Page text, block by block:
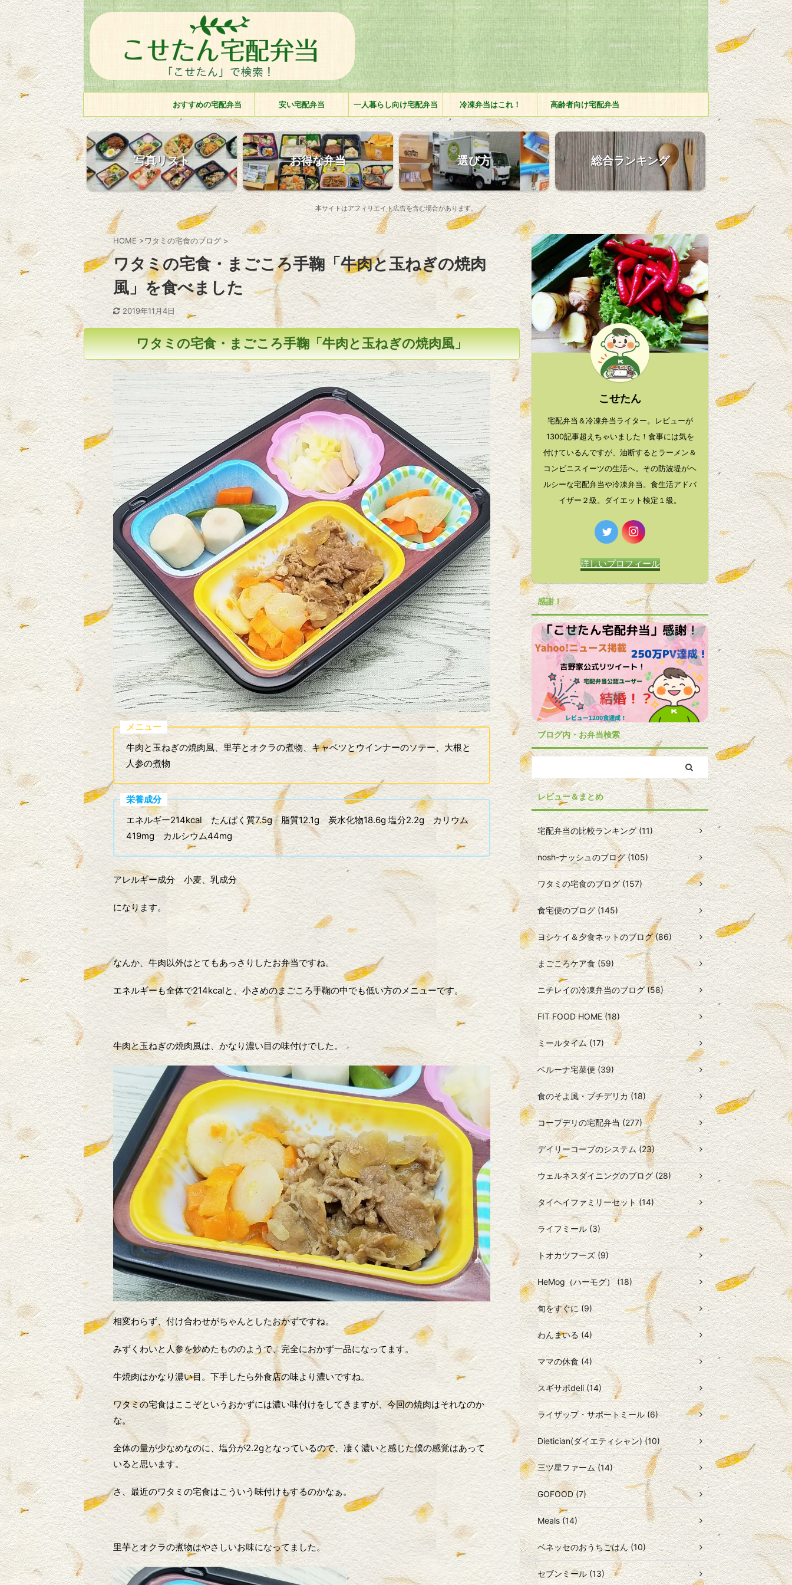
おすすめの宅配弁当 安い宅配弁当 一人暮らし向け宅配弁当 冷凍弁当はこれ！ 高齢者向け宅配弁当
写真リスト お得な弁当 選び方 総合ランキング
本サイトはアフィリエイト広告を含む場合があります。
HOME >ワタミの宅食のブログ >
ワタミの宅食・まごころ手鞠「牛肉と玉ねぎの焼肉
風」を食べました
2019年11月4日
ワタミの宅食・まごころ手鞠「牛肉と玉ねぎの焼肉風」
メニュー
牛肉と玉ねぎの焼肉風、里芋とオクラの煮物、キャベツとウインナーのソテー、大根と
人参の煮物
栄養成分
エネルギー214kcal たんぱく質7.5g 脂質12.1g 炭水化物18.6g 塩分2.2g カリウム
419mg カルシウム44mg
アレルギー成分 小麦、乳成分
になります。
なんか、牛肉以外はとてもあっさりしたお弁当ですね。
エネルギーも全体で214kcalと、小さめのまごころ手鞠の中でも低い方のメニューです。
牛肉と玉ねぎの焼肉風は、かなり濃い目の味付けでした。
相変わらず、付け合わせがちゃんとしたおかずですね。
みずくわいと人参を炒めたもののようで、完全におかず一品になってます。
牛焼肉はかなり濃い目。下手したら外食店の味より濃いですね。
ワタミの宅食はここぞというおかずには濃い味付けをしてきますが、今回の焼肉はそれなのか
な。
全体の量が少なめなのに、塩分が2.2gとなっているので、凄く濃いと感じた僕の感覚はあって
いると思います。
さ、最近のワタミの宅食はこういう味付けもするのかなぁ。
里芋とオクラの煮物はやさしいお味になってました。
こせたん
宅配弁当＆冷凍弁当ライター。レビューが
1300記事超えちゃいました！食事には気を
付けているんですが、油断するとラーメン＆
コンビニスイーツの生活へ。その防波堤がヘ
ルシーな宅配弁当や冷凍弁当。食生活アドバ
イザー２級。ダイエット検定１級。
詳しいプロフィール
感謝！
ブログ内・お弁当検索
レビュー＆まとめ
宅配弁当の比較ランキング (11)
nosh-ナッシュのブログ (105)
ワタミの宅食のブログ (157)
食宅便のブログ (145)
ヨシケイ＆夕食ネットのブログ (86)
まごころケア食 (59)
ニチレイの冷凍弁当のブログ (58)
FIT FOOD HOME (18)
ミールタイム (17)
ベルーナ宅菜便 (39)
食のそよ風・プチデリカ (18)
コープデリの宅配弁当 (277)
デイリーコープのシステム (23)
ウェルネスダイニングのブログ (28)
タイヘイファミリーセット (14)
ライフミール (3)
トオカツフーズ (9)
HeMog（ハーモグ） (18)
旬をすぐに (9)
わんまいる (4)
ママの休食 (4)
スギサポdeli (14)
ライザップ・サポートミール (6)
Dietician(ダイエティシャン) (10)
三ツ星ファーム (14)
GOFOOD (7)
Meals (14)
ベネッセのおうちごはん (10)
セブンミール (13)